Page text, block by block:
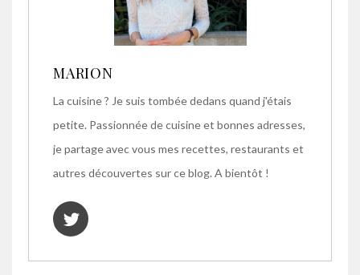
MARION
La cuisine ? Je suis tombée dedans quand j'étais
petite. Passionnée de cuisine et bonnes adresses,
je partage avec vous mes recettes, restaurants et
autres découvertes sur ce blog. A bientôt !